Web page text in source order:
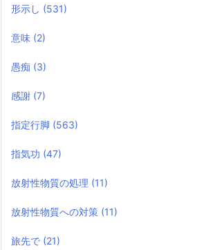
形示し (531)
意味 (2)
愚痴 (3)
感謝 (7)
指定行脚 (563)
指気功 (47)
放射性物質の処理 (11)
放射性物質への対策 (11)
旅先で (21)